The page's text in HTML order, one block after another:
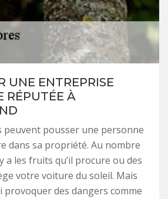
UNE ENTREPRISE
RÉPUTÉE À
peuvent pousser une personne
dans sa propriété. Au nombre
a les fruits qu’il procure ou des
votre voiture du soleil. Mais
provoquer des dangers comme